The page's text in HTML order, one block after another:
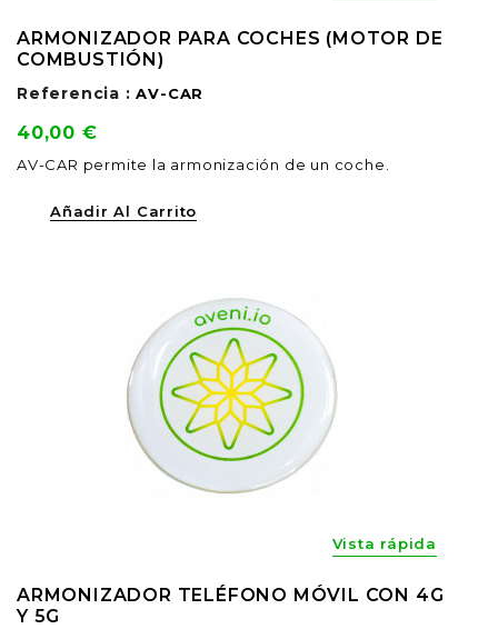
ARMONIZADOR PARA COCHES (MOTOR DE
COMBUSTIÓN)
Referencia : AV-CAR
Precio
40,00 €
AV-CAR permite la armonización de un coche.
Añadir Al Carrito
Vista rápida
ARMONIZADOR TELÉFONO MÓVIL CON 4G
Y 5G